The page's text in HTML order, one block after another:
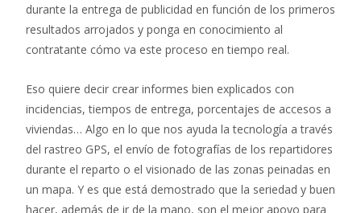
durante la entrega de publicidad en función de los primeros
resultados arrojados y ponga en conocimiento al
contratante cómo va este proceso en tiempo real.
Eso quiere decir crear informes bien explicados con
incidencias, tiempos de entrega, porcentajes de accesos a
viviendas… Algo en lo que nos ayuda la tecnología a través
del rastreo GPS, el envío de fotografías de los repartidores
durante el reparto o el visionado de las zonas peinadas en
un mapa. Y es que está demostrado que la seriedad y buen
hacer, además de ir de la mano, son el mejor apoyo para